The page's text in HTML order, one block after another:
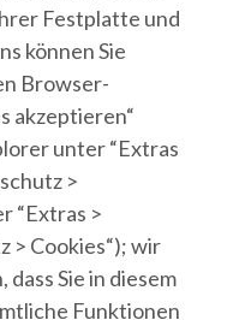
Festplatte und
können Sie
Browser-
akzeptieren“
unter “Extras
>
“Extras >
> Cookies“); wir
Sie in diesem
Funktionen